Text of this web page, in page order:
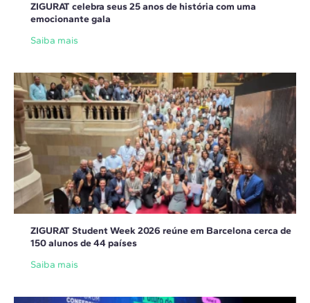
ZIGURAT celebra seus 25 anos de história com uma
emocionante gala
Saiba mais
ZIGURAT Student Week 2026 reúne em Barcelona cerca de
150 alunos de 44 países
Saiba mais